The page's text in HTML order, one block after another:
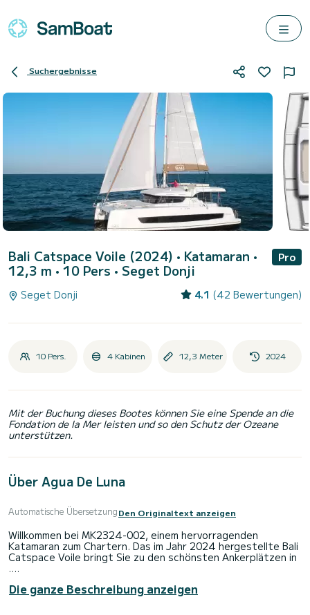
Suchergebnisse
Bali Catspace Voile (2024) • Katamaran •
12,3 m • 10 Pers • Seget Donji
Pro
Seget Donji 4.1 (42 Bewertungen)
10 Pers. 4 Kabinen 12,3 Meter 2024
Mit der Buchung dieses Bootes können Sie eine Spende an die
Fondation de la Mer leisten und so den Schutz der Ozeane
unterstützen.
Über Agua De Luna
Automatische ÜbersetzungDen Originaltext anzeigen
Willkommen bei MK2324-002, einem hervorragenden
Katamaran zum Chartern. Das im Jahr 2024 hergestellte Bali
Catspace Voile bringt Sie zu den schönsten Ankerplätzen in
.
Das Boot verfügt über 4 komfortable Kabinen und eine
Bootskapazität von 10 Personen. Mit einer Gesamtlänge von
Die ganze Beschreibung anzeigen